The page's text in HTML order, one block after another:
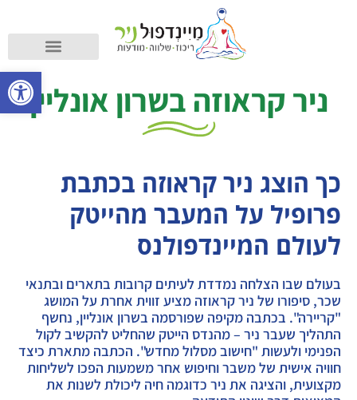
ניר קראוזה בשרון אונליין
כך הוצג ניר קראוזה בכתבת
פרופיל על המעבר מהייטק
לעולם המיינדפולנס
בעולם שבו הצלחה נמדדת לעיתים קרובות בתארים ובתנאי
שכר, סיפורו של ניר קראוזה מציע זווית אחרת על המושג
"קריירה". בכתבה מקיפה שפורסמה בשרון אונליין, נחשף
התהליך שעבר ניר – מהנדס הייטק שהחליט להקשיב לקול
הפנימי ולעשות "חישוב מסלול מחדש". הכתבה מתארת כיצד
חוויה אישית של משבר וחיפוש אחר משמעות הפכו לשליחות
מקצועית, והציגה את ניר כדוגמה חיה ליכולת לשנות את
פתח